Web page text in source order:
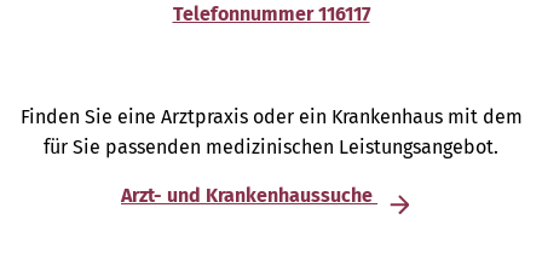
Telefonnummer 116117
Finden Sie eine Arztpraxis oder ein Krankenhaus mit dem
für Sie passenden medizinischen Leistungsangebot.
Arzt- und Krankenhaussuche